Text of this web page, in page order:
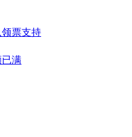
票支持
满